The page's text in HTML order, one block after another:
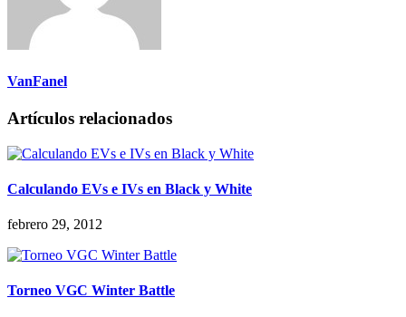
VanFanel
Artículos relacionados
Calculando EVs e IVs en Black y White
febrero 29, 2012
Torneo VGC Winter Battle